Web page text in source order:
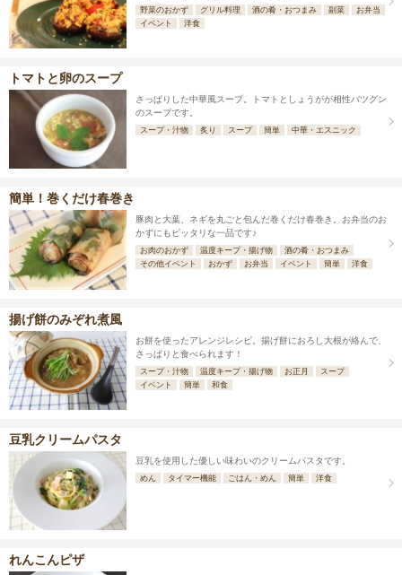
野菜のおかず グリル料理 酒の肴・おつまみ 副菜
お弁当
イベント
洋食
トマトと卵のスープ
さっぱりした中華風スープ。トマトとしょうがが相性バツグン
のスープです。
スープ・汁物 炙り スープ 簡単 中華・エスニック
簡単！巻くだけ春巻き
豚肉と大葉、ネギを丸ごと包んだ巻くだけ春巻き。お弁当のお
かずにもピッタリな一品です♪
お肉のおかず 温度キープ・揚げ物
酒の肴・おつまみ
その他イベント
おかず お弁当 イベント 簡単 洋食
揚げ餅のみぞれ煮風
お餅を使ったアレンジレシピ。揚げ餅におろし大根が絡んで、
さっぱりと食べられます！​​​​​​
スープ・汁物 温度キープ・揚げ物 お正月
スープ
イベント
簡単 和食
豆乳クリームパスタ
豆乳を使用した優しい味わいのクリームパスタです。
めん タイマー機能 ごはん・めん 簡単 洋食
れんこんピザ